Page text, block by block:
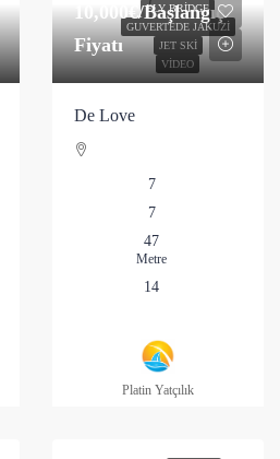
FLY BRIDGE
GUVERTEDE JAKUZI
JET SKI
VIDEO
10,000€/Başlangıç
Fiyatı
De Love
7
7
47
Metre
14
Platin Yatçılık